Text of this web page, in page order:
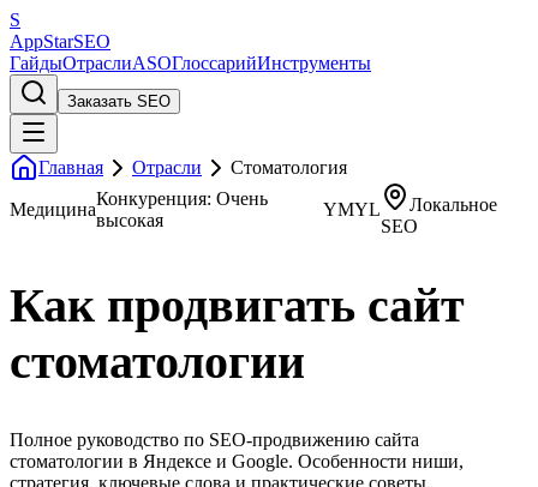
S
AppStarSEO
ГайдыОтраслиASOГлоссарийИнструменты
Заказать SEO
Главная Отрасли Стоматология
Медицина
Конкуренция: Очень
высокая
YMYL
Локальное
SEO
Как продвигать сайт
стоматологии
Полное руководство по SEO-продвижению сайта
стоматологии в Яндексе и Google. Особенности ниши,